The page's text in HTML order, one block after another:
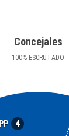
Concejales
100% ESCRUTADO
PP 4